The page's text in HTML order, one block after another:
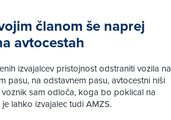
članom še naprej
avtocestah
izvajalcev pristojnost odstraniti vozila na
pasu, na odstavnem pasu, avtocestni niši
sam odloča, koga bo poklical na
lahko izvajalec tudi AMZS.